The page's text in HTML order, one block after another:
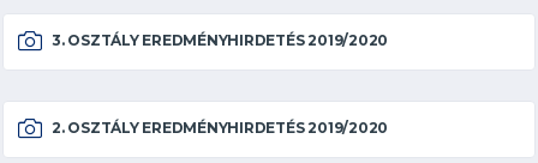
3. OSZTÁLY EREDMÉNYHIRDETÉS 2019/2020
2. OSZTÁLY EREDMÉNYHIRDETÉS 2019/2020